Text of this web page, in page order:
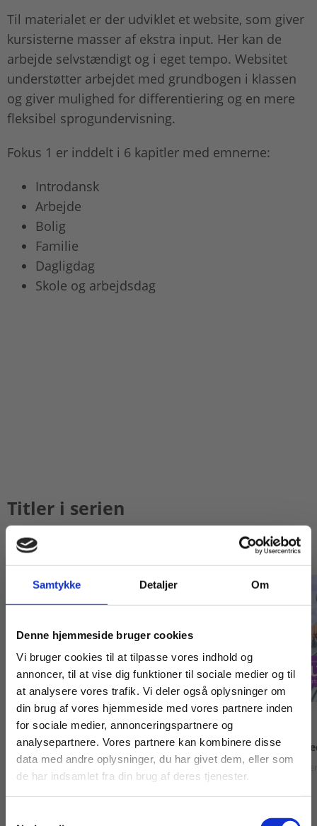
Samtykke Detaljer Om
Denne hjemmeside bruger cookies
Vi bruger cookies til at tilpasse vores indhold og
annoncer, til at vise dig funktioner til sociale medier og til
at analysere vores trafik. Vi deler også oplysninger om
din brug af vores hjemmeside med vores partnere inden
for sociale medier, annonceringspartnere og
analysepartnere. Vores partnere kan kombinere disse
data med andre oplysninger, du har givet dem, eller som
de har indsamlet fra din brug af deres tjenester.
Til materialet er der udviklet et website, som giver
kursisterne masser af ekstra input. Her kan de
arbejde selvstændigt og i eget tempo. Websitet
understøtter arbejdet med grundbogen i klassen
og giver mulighed for differentiering og en mere
fleksibel sprogundervisning.
Fokus 1 er inddelt i 6 kapitler med emnerne:
Introdansk
Arbejde
Bolig
Familie
Dagligdag
Skole og arbejdsdag
Titler i serien
2 formater
Fokus 5
Neel Jersild Moreira
Bog
Fokus 4,
Fanny Slotorub Neel
Køb læremidler og find masterclasses mm.
Fortsæt som:
For privatkunder og
studerende. Du får
vist priser inkl.
For institutioner og
virksomheder. Du
får vist priser ekskl.